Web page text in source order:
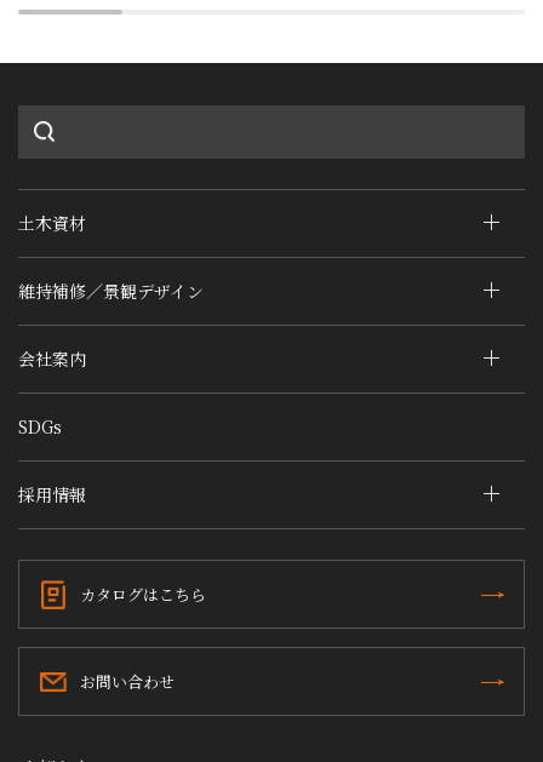
土木資材
維持補修／景観デザイン
会社案内
SDGs
採用情報
カタログはこちら
お問い合わせ